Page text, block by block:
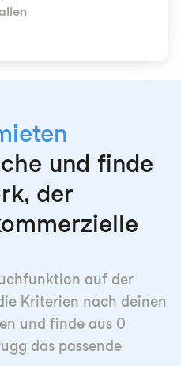
und finde
der
auf der
Kriterien nach deinen
und finde aus 0
das passende